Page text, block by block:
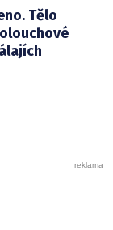
Tělo